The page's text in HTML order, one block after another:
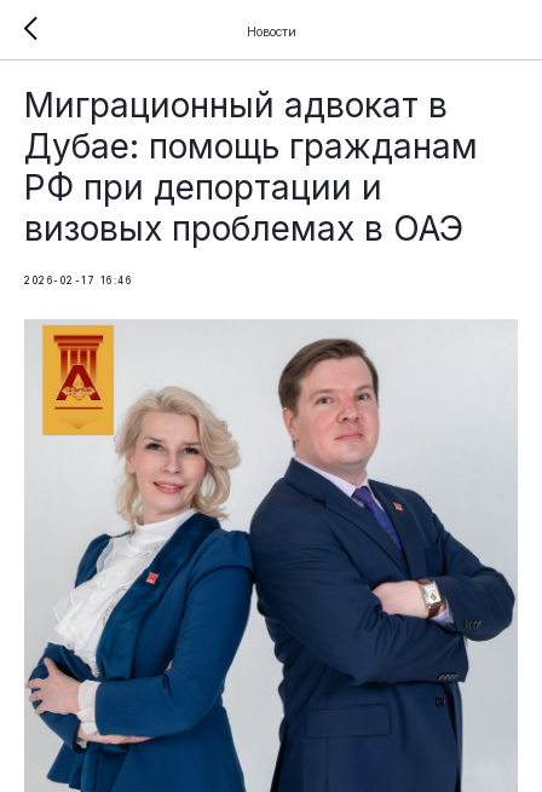
Новости
Миграционный адвокат в
Дубае: помощь гражданам
РФ при депортации и
визовых проблемах в ОАЭ
2026-02-17 16:46